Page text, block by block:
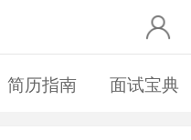
简历指南 面试宝典